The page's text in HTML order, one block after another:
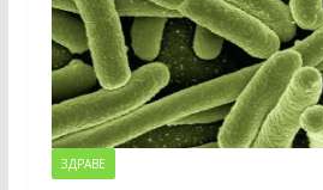
ЗДРАВЕ